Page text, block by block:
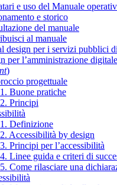
e uso del Manuale
e storico
del manuale
al manuale
design per i servizi pubblici
per l’amministrazione
)
progettuale
Buone pratiche
Principi
Definizione
Accessibilità by design
Principi per l’accessibilità
Linee guida e criteri di
Come rilasciare una